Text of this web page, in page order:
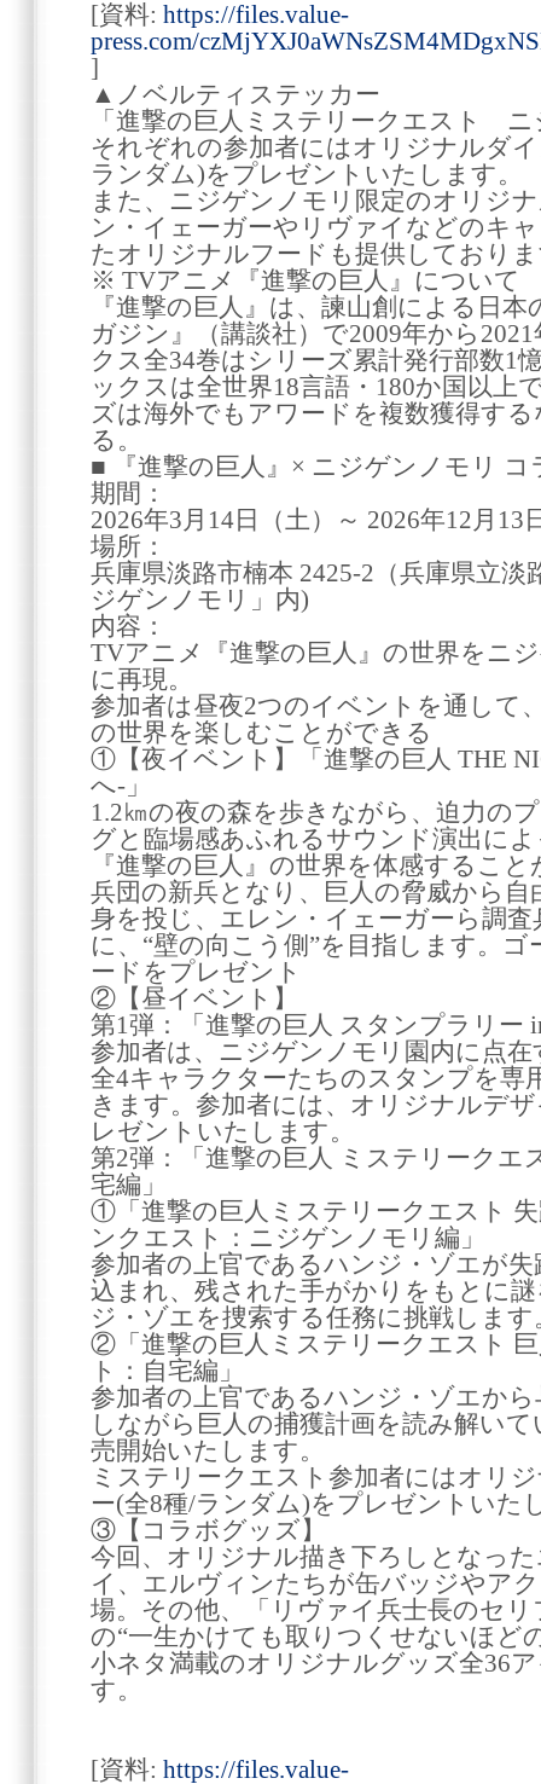
[資料: https://files.value-
press.com/
]
▲ノベルティステッカー
「進撃の巨人ミステリークエスト
それぞれの参加者にはオリジナルダ
ランダム)をプレゼントいたします。
また、ニジゲンノモリ限定のオリジ
ン・イェーガーやリヴァイなどのキ
たオリジナルフードも提供しており
※ TVアニメ『進撃の巨人』について
『進撃の巨人』は、諫山創による日
ガジン』（講談社）で2009年から
クス全34巻はシリーズ累計発行部数1
ックスは全世界18言語・180か国以上
ズは海外でもアワードを複数獲得す
る。
■ 『進撃の巨人』× ニジゲンノモリ
期間：
2026年3月14日（土）～ 2026年12月13
場所：
兵庫県淡路市楠本 2425-2（兵庫県立
ジゲンノモリ」内)
内容：
TVアニメ『進撃の巨人』の世界をニ
に再現。
参加者は昼夜2つのイベントを通して
の世界を楽しむことができる
①【夜イベント】「進撃の巨人 THE
へ-」
1.2㎞の夜の森を歩きながら、迫力の
グと臨場感あふれるサウンド演出に
『進撃の巨人』の世界を体感するこ
兵団の新兵となり、巨人の脅威から
身を投じ、エレン・イェーガーら調
に、“壁の向こう側”を目指します。
ードをプレゼント
②【昼イベント】
第1弾：「進撃の巨人 スタンプラリー
参加者は、ニジゲンノモリ園内に点
全4キャラクターたちのスタンプを専
きます。参加者には、オリジナルデ
レゼントいたします。
第2弾：「進撃の巨人 ミステリーク
宅編」
①「進撃の巨人ミステリークエスト
ンクエスト：ニジゲンノモリ編」
参加者の上官であるハンジ・ゾエが
込まれ、残された手がかりをもとに
ジ・ゾエを捜索する任務に挑戦します
②「進撃の巨人ミステリークエスト
ト：自宅編」
参加者の上官であるハンジ・ゾエか
しながら巨人の捕獲計画を読み解い
売開始いたします。
ミステリークエスト参加者にはオリ
ー(全8種/ランダム)をプレゼントいた
③【コラボグッズ】
今回、オリジナル描き下ろしとなっ
イ、エルヴィンたちが缶バッジやア
場。その他、「リヴァイ兵士長のセ
の“一生かけても取りつくせないほど
小ネタ満載のオリジナルグッズ全36
す。
[資料: https://files.value-